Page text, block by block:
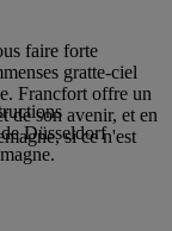
faire forte
gratte-ciel
Francfort offre un
de son avenir, et en
si ce n'est
Düsseldorf